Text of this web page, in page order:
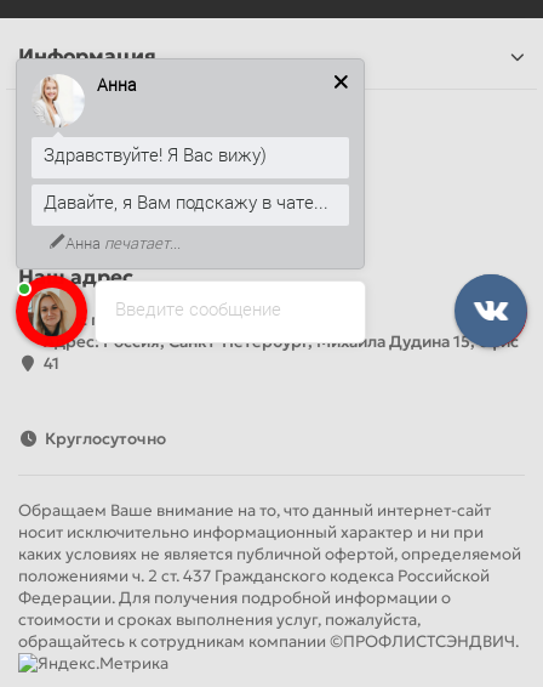
Информация
Наши контакты
+7 (812) 389-26-20
+7 (499) 444-14-71
info@sandwichpanelsvspb.ru
Наш адрес
Офис продаж
Адрес: Россия, Санкт-Петербург, Михаила Дудина 15, офис
41
Круглосуточно
Обращаем Ваше внимание на то, что данный интернет-сайт
носит исключительно информационный характер и ни при
каких условиях не является публичной офертой, определяемой
положениями ч. 2 ст. 437 Гражданского кодекса Российской
Федерации. Для получения подробной информации о
стоимости и сроках выполнения услуг, пожалуйста,
обращайтесь к сотрудникам компании ©ПРОФЛИСТСЭНДВИЧ.
Введите сообщение
Анна
Здравствуйте! Я Вас вижу)
Давайте, я Вам подскажу в чате...
Анна печатает...